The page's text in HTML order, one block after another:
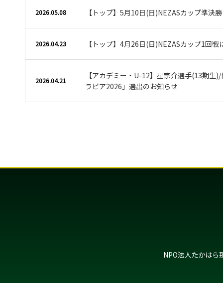
2026.05.08 【トップ】5月10日(日)NEZASカップ準決
2026.04.23 【トップ】4月26日(日)NEZASカップ1回戦
2026.04.21
【アカデミー・U-12】星宗介選手(13期生
ラビア2026」選出のお知らせ
NPO法人たかはら